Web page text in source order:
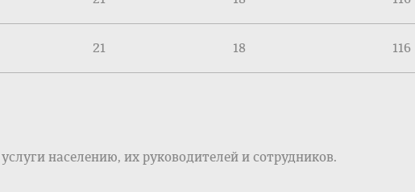
21 18 116
населению, их руководителей и сотрудников.